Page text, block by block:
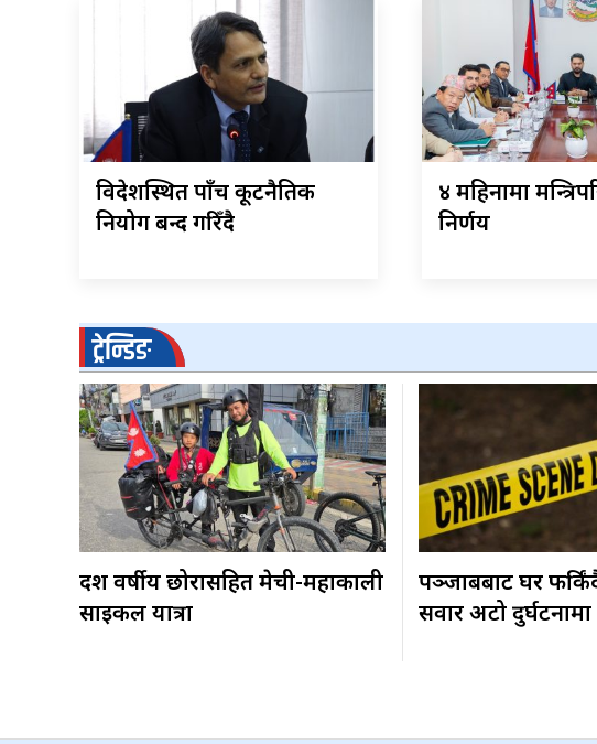
विदेशस्थित पाँच कूटनैतिक
नियोग बन्द गरिँदै
४ महिनामा
निर्णय
ट्रेन्डिङ
दश वर्षीय छोरासहित मेची-महाकाली
साइकल यात्रा
पञ्जाबबाट घर
सवार अटो